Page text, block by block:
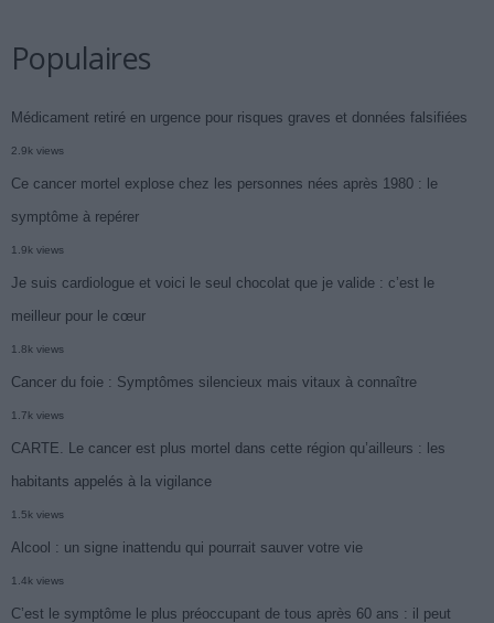
Populaires
Médicament retiré en urgence pour risques graves et données falsifiées
2.9k views
Ce cancer mortel explose chez les personnes nées après 1980 : le
symptôme à repérer
1.9k views
Je suis cardiologue et voici le seul chocolat que je valide : c’est le
meilleur pour le cœur
1.8k views
Cancer du foie : Symptômes silencieux mais vitaux à connaître
1.7k views
CARTE. Le cancer est plus mortel dans cette région qu’ailleurs : les
habitants appelés à la vigilance
1.5k views
Alcool : un signe inattendu qui pourrait sauver votre vie
1.4k views
C’est le symptôme le plus préoccupant de tous après 60 ans : il peut